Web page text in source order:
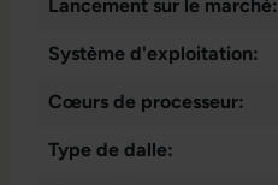
Lancement sur le marché:
Système d'exploitation:
Cœurs de processeur:
Type de dalle: